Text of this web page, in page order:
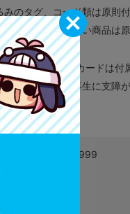
のタグ、コード類は原則
が無い限り取り扱い商品は
象外となります。
などのメモリーカードは付
ズに関しまして再生に支障
4999999999999